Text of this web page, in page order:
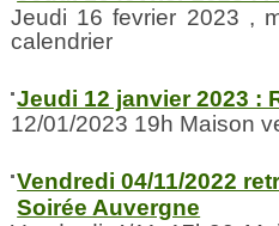
Jeudi 16 fevrier 2023 ,
calendrier
Jeudi 12 janvier 2023 :
12/01/2023 19h Maison
Vendredi 04/11/2022
Soirée Auvergne